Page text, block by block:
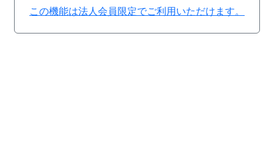
この機能は法人会員限定でご利用いただけます。